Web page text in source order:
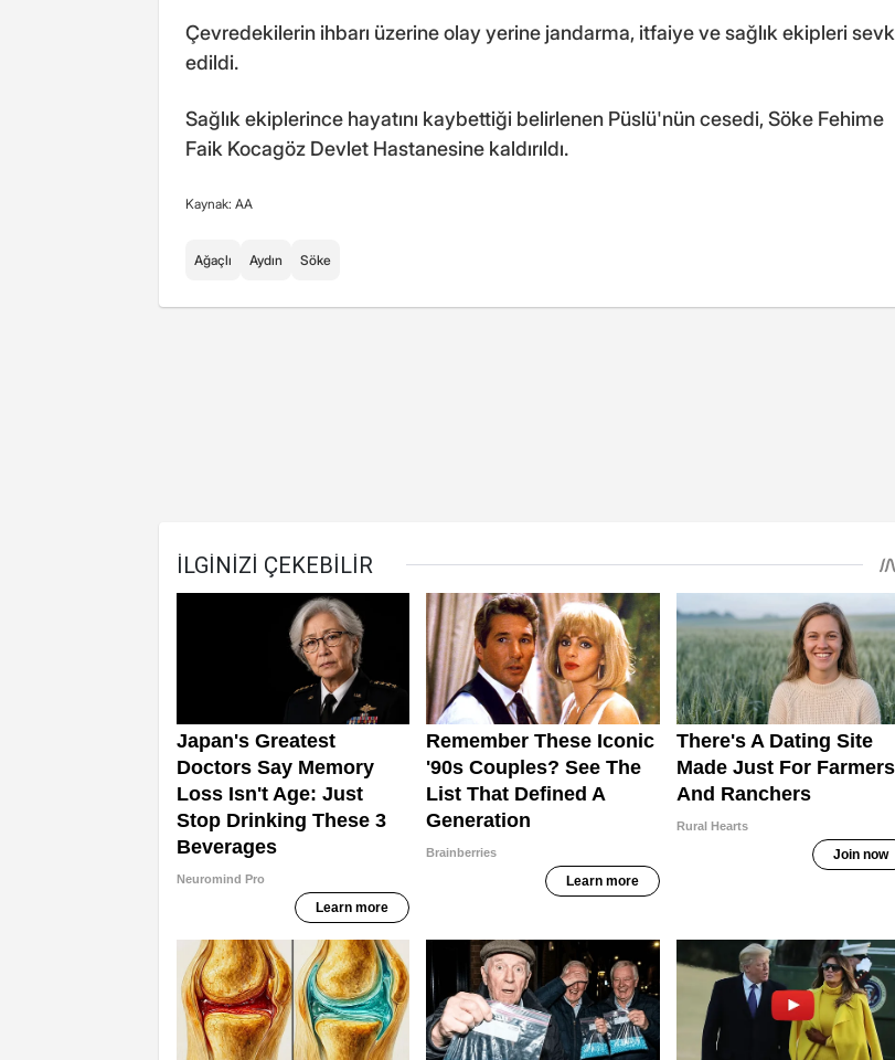
Çevredekilerin ihbarı üzerine olay yerine jandarma, itfaiye ve sağlık ekipleri sevk
edildi.
Sağlık ekiplerince hayatını kaybettiği belirlenen Püslü'nün cesedi, Söke Fehime
Faik Kocagöz Devlet Hastanesine kaldırıldı.
Kaynak: AA
Ağaçlı Aydın Söke